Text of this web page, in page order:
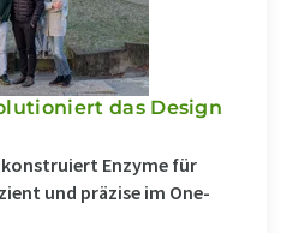
das Design
Enzyme für
und präzise im One-